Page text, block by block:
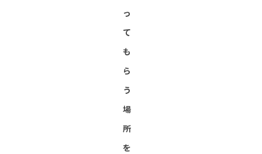
っ
て
も
ら
う
場
所
を